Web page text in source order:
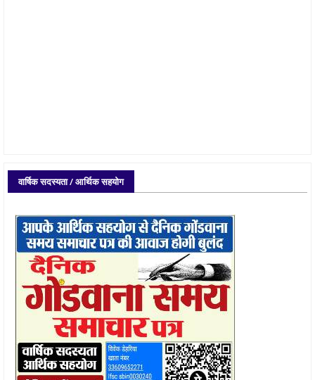
वार्षिक सदस्यता / आर्थिक सहयोग